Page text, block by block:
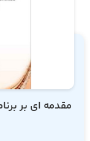
مقدمه ای بر